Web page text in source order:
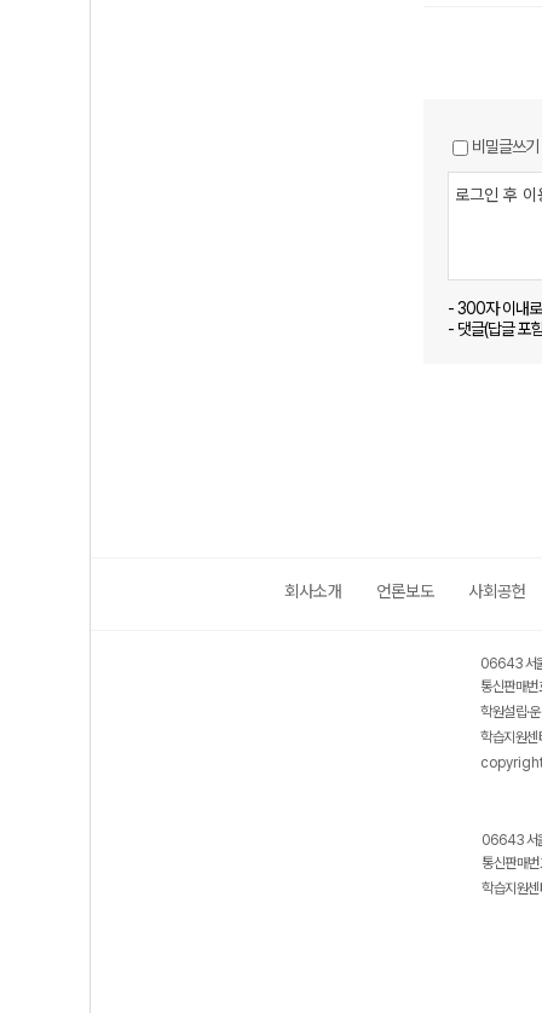
비밀글쓰기
- 300자 이내
- 댓글(답글 포
회사소개 언론보도 사회공헌
06643 서
통신판매
학원설립·
학습지원
06643 서
통신판매
학습지원